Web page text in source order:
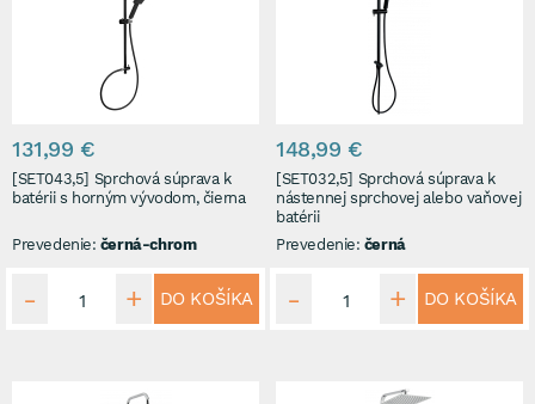
131,99 €
[SET043,5] Sprchová súprava k
batérii s horným vývodom, čierna
Prevedenie: černá-chrom
DO KOŠÍKA
148,99 €
[SET032,5] Sprchová súprava k
nástennej sprchovej alebo vaňovej
batérii
Prevedenie: černá
DO KOŠÍKA